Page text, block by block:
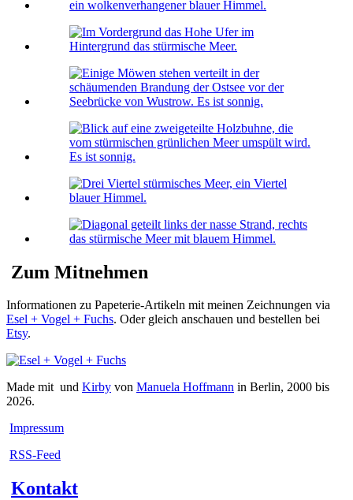
Zum Mitnehmen
Informationen zu Papeterie-Artikeln mit meinen Zeichnungen via
Esel + Vogel + Fuchs. Oder gleich anschauen und bestellen bei
Etsy.
Made mit und Kirby von Manuela Hoffmann in Berlin, 2000 bis
2026.
Impressum
RSS-Feed
Kontakt